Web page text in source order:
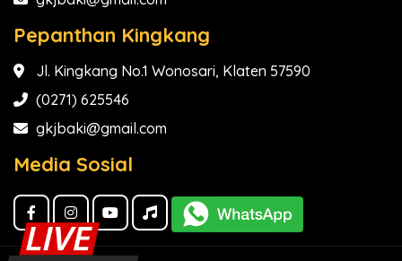
Pepanthan Kingkang
Jl. Kingkang No.1 Wonosari, Klaten 57590
(0271) 625546
gkjbaki@gmail.com
Media Sosial